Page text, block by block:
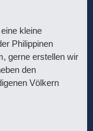
kleine
Philippinen
gerne erstellen wir
den
Völkern